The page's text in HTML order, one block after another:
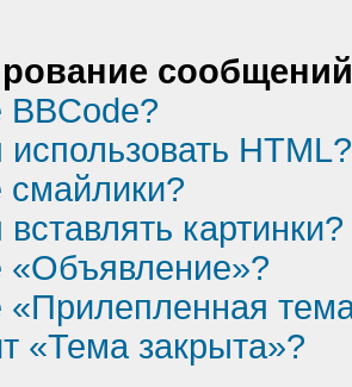
BBCode?
HTML?
смайлики?
картинки?
«Объявление»?
«Прилепленная
«Тема закрыта»?